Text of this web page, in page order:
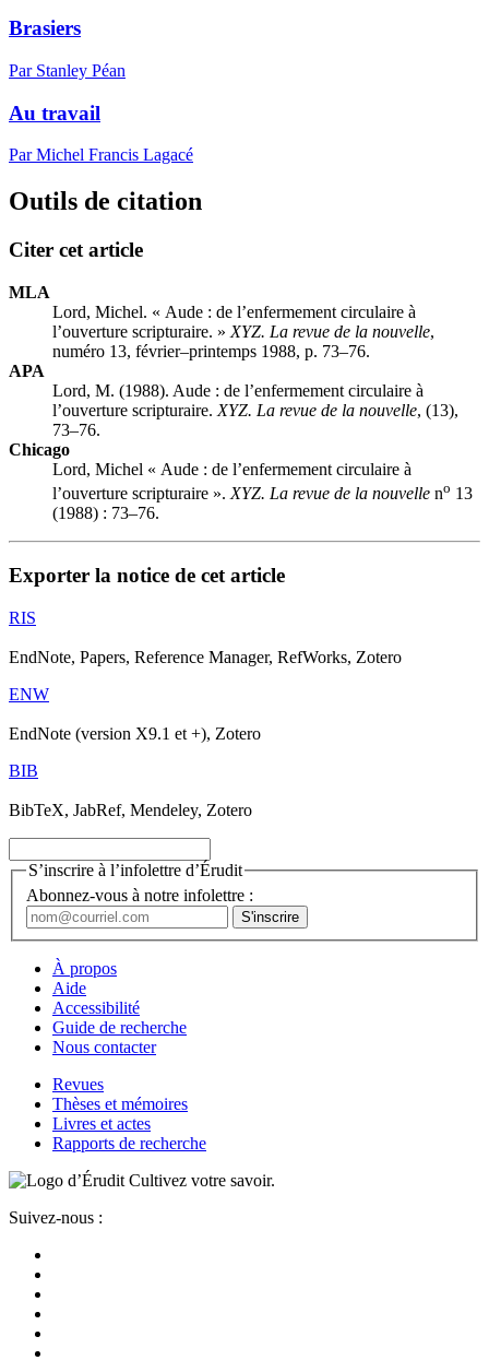
Brasiers
Par Stanley Péan
Au travail
Par Michel Francis Lagacé
Outils de citation
Citer cet article
MLA
Lord, Michel. « Aude : de l’enfermement circulaire à
l’ouverture scripturaire. » XYZ. La revue de la nouvelle,
numéro 13, février–printemps 1988, p. 73–76.
APA
Lord, M. (1988). Aude : de l’enfermement circulaire à
l’ouverture scripturaire. XYZ. La revue de la nouvelle, (13),
73–76.
Chicago
Lord, Michel « Aude : de l’enfermement circulaire à
l’ouverture scripturaire ». XYZ. La revue de la nouvelle no 13
(1988) : 73–76.
Exporter la notice de cet article
RIS
EndNote, Papers, Reference Manager, RefWorks, Zotero
ENW
EndNote (version X9.1 et +), Zotero
BIB
BibTeX, JabRef, Mendeley, Zotero
S’inscrire à l’infolettre d’Érudit
Abonnez-vous à notre infolettre :
À propos
Aide
Accessibilité
Guide de recherche
Nous contacter
Revues
Thèses et mémoires
Livres et actes
Rapports de recherche
Cultivez votre savoir.
Suivez-nous :